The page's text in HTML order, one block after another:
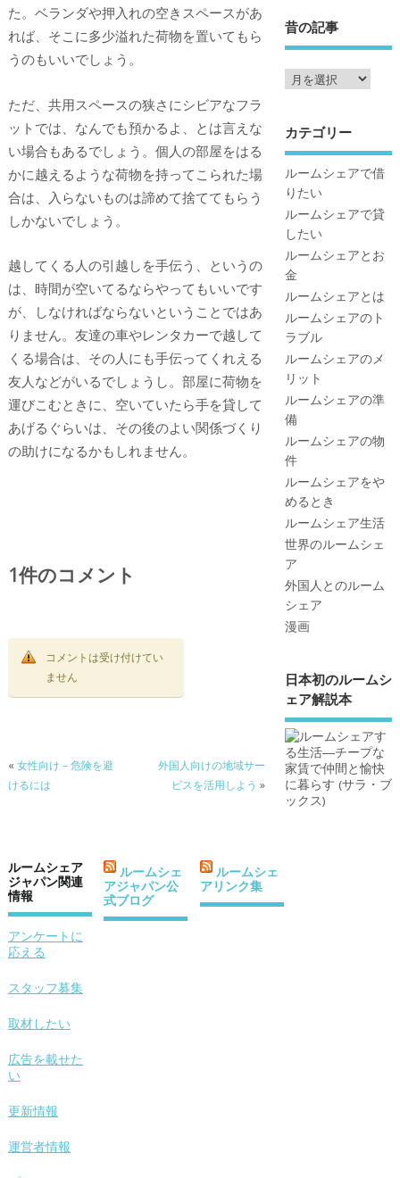
た。ベランダや押入れの空きスペースがあ
れば、そこに多少溢れた荷物を置いてもら
うのもいいでしょう。
ただ、共用スペースの狭さにシビアなフラ
ットでは、なんでも預かるよ、とは言えな
い場合もあるでしょう。個人の部屋をはる
かに越えるような荷物を持ってこられた場
合は、入らないものは諦めて捨ててもらう
しかないでしょう。
越してくる人の引越しを手伝う、というの
は、時間が空いてるならやってもいいです
が、しなければならないということではあ
りません。友達の車やレンタカーで越して
くる場合は、その人にも手伝ってくれえる
友人などがいるでしょうし。部屋に荷物を
運びこむときに、空いていたら手を貸して
あげるぐらいは、その後のよい関係づくり
の助けになるかもしれません。
1件のコメント
コメントは受け付けてい
ません
« 女性向け – 危険を避
けるには
外国人向けの地域サー
ビスを活用しよう »
昔の記事
カテゴリー
ルームシェアで借
りたい
ルームシェアで貸
したい
ルームシェアとお
金
ルームシェアとは
ルームシェアのト
ラブル
ルームシェアのメ
リット
ルームシェアの準
備
ルームシェアの物
件
ルームシェアをや
めるとき
ルームシェア生活
世界のルームシェ
ア
外国人とのルーム
シェア
漫画
日本初のルームシ
ェア解説本
ルームシェア
ジャパン関連
情報
アンケートに
応える
スタッフ募集
取材したい
広告を載せた
い
更新情報
運営者情報
ルームシェ
アジャパン公
式ブログ
ルームシェ
アリンク集